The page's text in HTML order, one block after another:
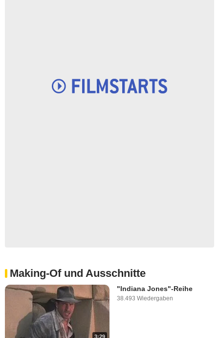
Making-Of und Ausschnitte
3:29
"Indiana Jones"-Reihe
38.493 Wiedergaben